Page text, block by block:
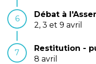
6
Débat à
2, 3 et 9 avril
7
Restitution -
8 avril